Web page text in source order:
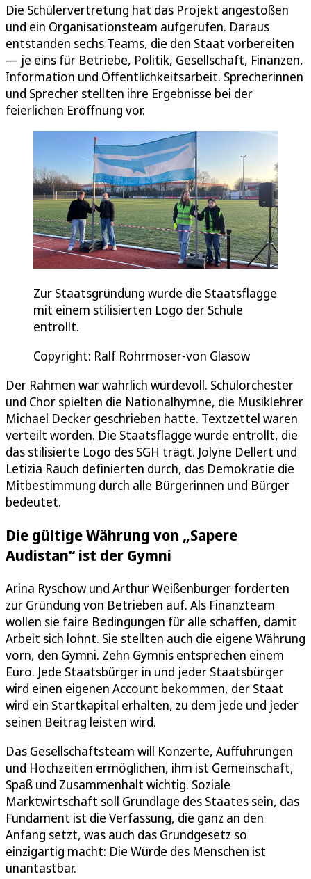
Die Schülervertretung hat das Projekt angestoßen
und ein Organisationsteam aufgerufen. Daraus
entstanden sechs Teams, die den Staat vorbereiten
— je eins für Betriebe, Politik, Gesellschaft, Finanzen,
Information und Öffentlichkeitsarbeit. Sprecherinnen
und Sprecher stellten ihre Ergebnisse bei der
feierlichen Eröffnung vor.
Zur Staatsgründung wurde die Staatsflagge
mit einem stilisierten Logo der Schule
entrollt.
Copyright: Ralf Rohrmoser-von Glasow
Der Rahmen war wahrlich würdevoll. Schulorchester
und Chor spielten die Nationalhymne, die Musiklehrer
Michael Decker geschrieben hatte. Textzettel waren
verteilt worden. Die Staatsflagge wurde entrollt, die
das stilisierte Logo des SGH trägt. Jolyne Dellert und
Letizia Rauch definierten durch, das Demokratie die
Mitbestimmung durch alle Bürgerinnen und Bürger
bedeutet.
Die gültige Währung von „Sapere
Audistan“ ist der Gymni
Arina Ryschow und Arthur Weißenburger forderten
zur Gründung von Betrieben auf. Als Finanzteam
wollen sie faire Bedingungen für alle schaffen, damit
Arbeit sich lohnt. Sie stellten auch die eigene Währung
vorn, den Gymni. Zehn Gymnis entsprechen einem
Euro. Jede Staatsbürger in und jeder Staatsbürger
wird einen eigenen Account bekommen, der Staat
wird ein Startkapital erhalten, zu dem jede und jeder
seinen Beitrag leisten wird.
Das Gesellschaftsteam will Konzerte, Aufführungen
und Hochzeiten ermöglichen, ihm ist Gemeinschaft,
Spaß und Zusammenhalt wichtig. Soziale
Marktwirtschaft soll Grundlage des Staates sein, das
Fundament ist die Verfassung, die ganz an den
Anfang setzt, was auch das Grundgesetz so
einzigartig macht: Die Würde des Menschen ist
unantastbar.